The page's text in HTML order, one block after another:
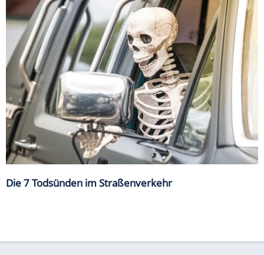
Die 7 Todsünden im Straßenverkehr